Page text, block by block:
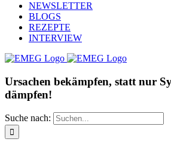
NEWSLETTER
BLOGS
REZEPTE
INTERVIEW
Ursachen bekämpfen, statt nur
dämpfen!
Suche nach: